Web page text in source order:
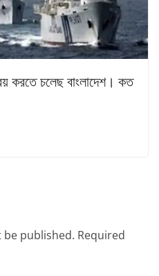
করতে চলেছ বাংলাদেশ। কত
published. Required